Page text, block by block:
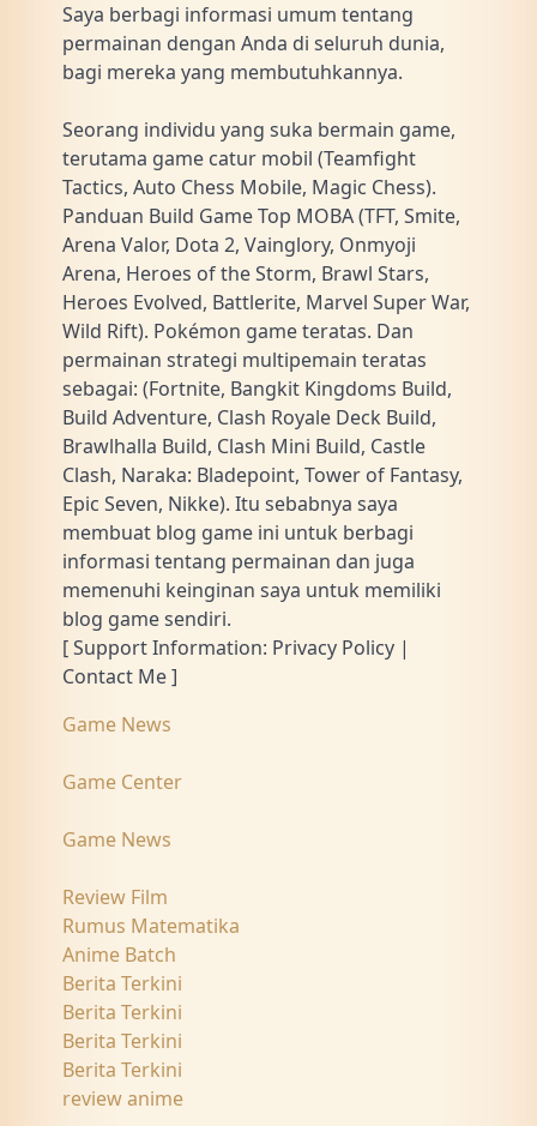
Saya berbagi informasi umum tentang
permainan dengan Anda di seluruh dunia,
bagi mereka yang membutuhkannya.
Seorang individu yang suka bermain game,
terutama game catur mobil (Teamfight
Tactics, Auto Chess Mobile, Magic Chess).
Panduan Build Game Top MOBA (TFT, Smite,
Arena Valor, Dota 2, Vainglory, Onmyoji
Arena, Heroes of the Storm, Brawl Stars,
Heroes Evolved, Battlerite, Marvel Super War,
Wild Rift). Pokémon game teratas. Dan
permainan strategi multipemain teratas
sebagai: (Fortnite, Bangkit Kingdoms Build,
Build Adventure, Clash Royale Deck Build,
Brawlhalla Build, Clash Mini Build, Castle
Clash, Naraka: Bladepoint, Tower of Fantasy,
Epic Seven, Nikke). Itu sebabnya saya
membuat blog game ini untuk berbagi
informasi tentang permainan dan juga
memenuhi keinginan saya untuk memiliki
blog game sendiri.
[ Support Information: Privacy Policy |
Contact Me ]
Game News
Game Center
Game News
Review Film
Rumus Matematika
Anime Batch
Berita Terkini
Berita Terkini
Berita Terkini
Berita Terkini
review anime